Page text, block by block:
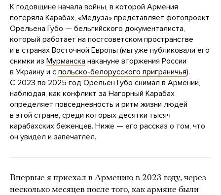
К годовщине начала войны, в которой Армения
потеряла Карабах, «Медуза» представляет фотопроект
Орельена Губо — бельгийского документалиста,
который работает на постсоветском пространстве
и в странах Восточной Европы (мы уже публиковали его
снимки из Мурманска накануне вторжения России
в Украину и с польско-белорусского приграничья).
С 2023 по 2025 год Орельен Губо снимал в Армении,
наблюдая, как конфликт за Нагорный Карабах
определяет повседневность и ритм жизни людей
в этой стране, среди которых десятки тысяч
карабахских беженцев. Ниже — его рассказ о том, что
он увидел и запечатлел.
Впервые я приехал в Армению в 2023 году, через
несколько месяцев после того, как армяне были